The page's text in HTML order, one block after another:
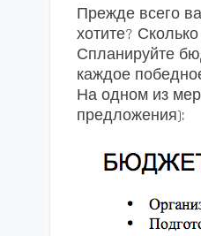
Прежде всего
хотите?
Спланируйте
каждое
На одном из
предложения):